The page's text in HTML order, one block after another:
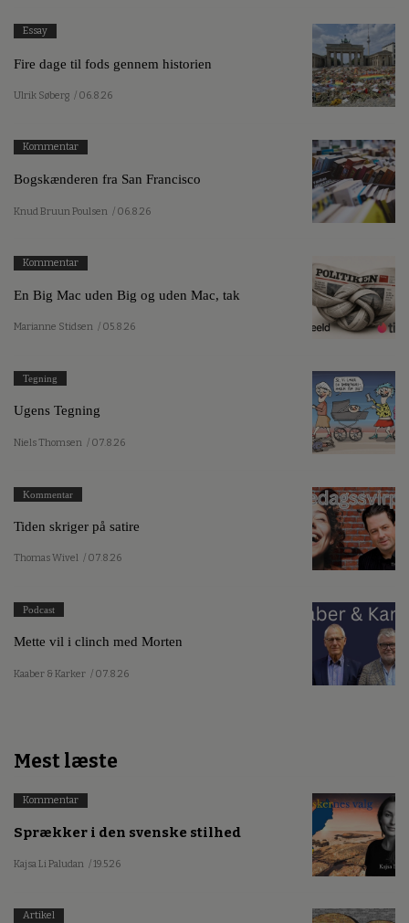
Essay
Fire dage til fods gennem historien
Ulrik Søberg / 06.8.26
Kommentar
Bogskænderen fra San Francisco
Knud Bruun Poulsen / 06.8.26
Kommentar
En Big Mac uden Big og uden Mac, tak
Marianne Stidsen / 05.8.26
Tegning
Ugens Tegning
Niels Thomsen / 07.8.26
Kommentar
Tiden skriger på satire
Thomas Wivel / 07.8.26
Podcast
Mette vil i clinch med Morten
Kaaber & Karker / 07.8.26
Mest læste
Kommentar
Sprækker i den svenske stilhed
Kajsa Li Paludan / 19.5.26
Artikel